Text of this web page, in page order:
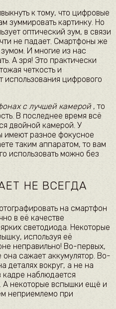
к тому, что цифровые
зуммировать картинку. Но
оптический зум, в связи
не падает. Смартфоны же
И многие из нас
А зря! Это практически
четкость и
использования цифрового
с лучшей камерой, то
В последнее время всё
двойной камерой. У
имеют разное фокусное
таким аппаратом, то вам
использовать можно без
НЕ ВСЕГДА
на смартфон
в её качестве
светодиода. Некоторые
используя её
неправильно! Во-первых,
сажает аккумулятор. Во-
деталях вокруг, а не на
кадре наблюдается
некоторые вспышки ещё и
неприемлемо при